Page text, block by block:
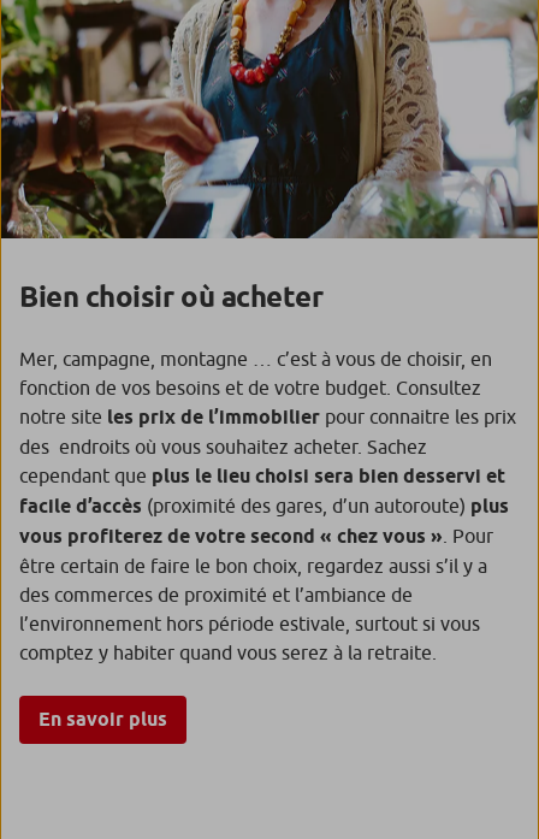
Bien choisir où acheter
Mer, campagne, montagne … c’est à vous de choisir, en
fonction de vos besoins et de votre budget. Consultez
notre site les prix de l’immobilier pour connaitre les prix
des endroits où vous souhaitez acheter. Sachez
cependant que plus le lieu choisi sera bien desservi et
facile d’accès (proximité des gares, d’un autoroute) plus
vous profiterez de votre second « chez vous » . Pour
être certain de faire le bon choix, regardez aussi s’il y a
des commerces de proximité et l’ambiance de
l’environnement hors période estivale, surtout si vous
comptez y habiter quand vous serez à la retraite.
En savoir plus